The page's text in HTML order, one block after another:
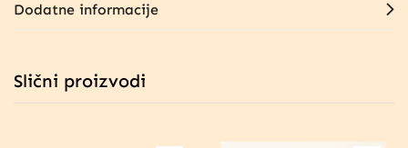
Dodatne informacije
Slični proizvodi